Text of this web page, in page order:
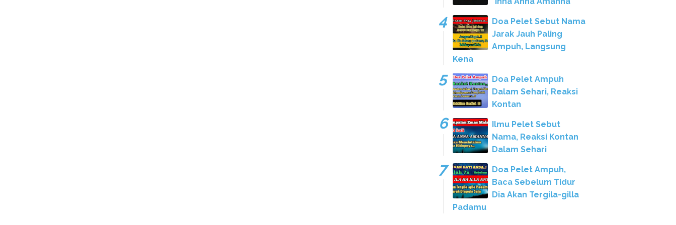
Doa Pelet Sebut Nama
Jarak Jauh Paling
Ampuh, Langsung
Kena
Doa Pelet Ampuh
Dalam Sehari, Reaksi
Kontan
Ilmu Pelet Sebut
Nama, Reaksi Kontan
Dalam Sehari
Doa Pelet Ampuh,
Baca Sebelum Tidur
Dia Akan Tergila-gilla
Padamu